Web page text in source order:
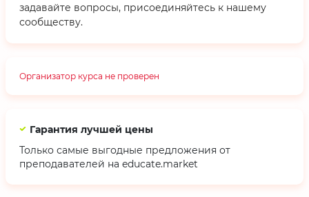
задавайте вопросы, присоединяйтесь к нашему
сообществу.
Организатор курса не проверен
Гарантия лучшей цены
Только самые выгодные предложения от
преподавателей на educate.market